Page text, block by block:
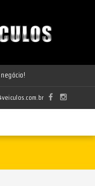
as melhores opções!